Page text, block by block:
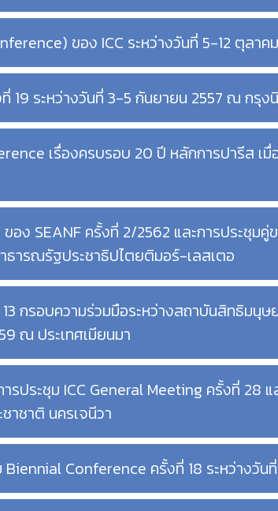
ของ ICC ระหว่างวันที่ 5-12 ตุลาค
19 ระหว่างวันที่ 3-5 กันยายน 2557 ณ กรุ
เรื่องครบรอบ 20 ปี หลักการปารีส เ
ของ SEANF ครั้งที่ 2/2562 และการประชุ
ารณรัฐประชาธิปไตยติมอร์-เลสเตอ
กรอบความร่วมมือระหว่างสถาบันสิทธิมนุ
ณ ประเทศเมียนมา
ประชุม ICC General Meeting ครั้งที่ 28 แ
าชาติ นครเจนีวา
Biennial Conference ครั้งที่ 18 ระหว่างวั